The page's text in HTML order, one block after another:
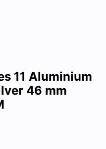
11 Aluminium
46 mm